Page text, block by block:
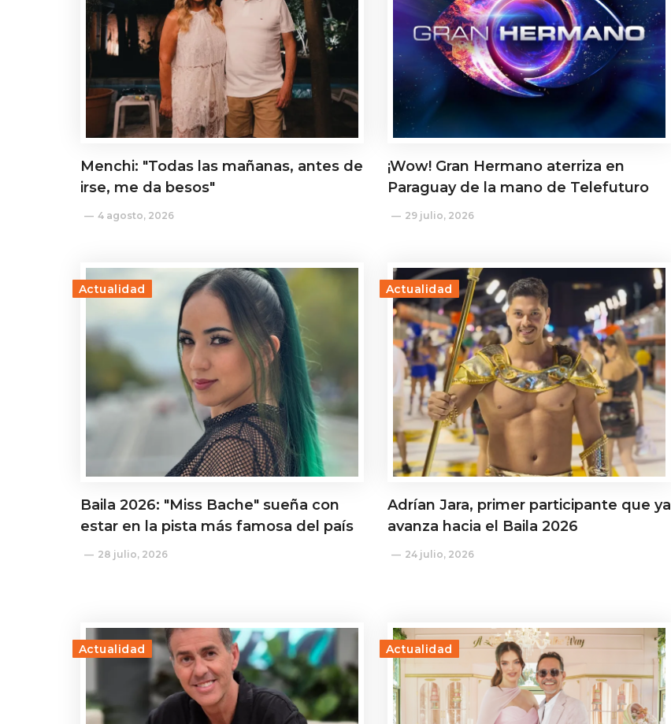
Menchi: "Todas las mañanas, antes de
irse, me da besos"
4 agosto, 2026
¡Wow! Gran Hermano aterriza en
Paraguay de la mano de Telefuturo
29 julio, 2026
Actualidad
Baila 2026: "Miss Bache" sueña con
estar en la pista más famosa del país
28 julio, 2026
Actualidad
Adrían Jara, primer participante que ya
avanza hacia el Baila 2026
24 julio, 2026
Actualidad Actualidad